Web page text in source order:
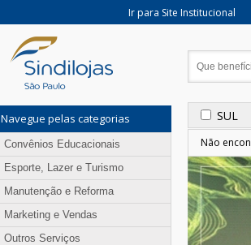
Ir para Site Institucional
SUL
Navegue pelas categorias
Convênios Educacionais
Esporte, Lazer e Turismo
Manutenção e Reforma
Marketing e Vendas
Outros Serviços
Não